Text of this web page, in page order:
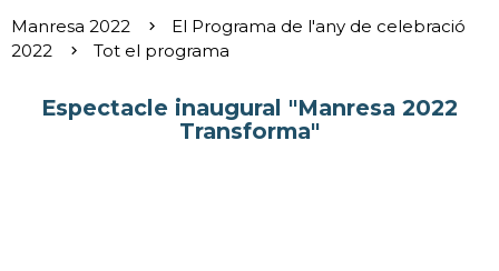
Manresa 2022
El Programa de l'any de celebració
2022
Tot el programa
Espectacle inaugural "Manresa 2022
Transforma"